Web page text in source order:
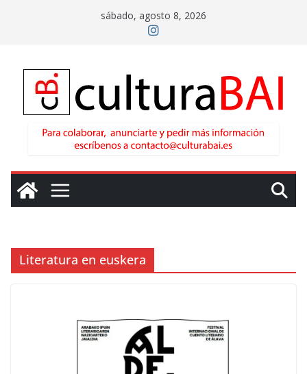
sábado, agosto 8, 2026
Literatura en euskera